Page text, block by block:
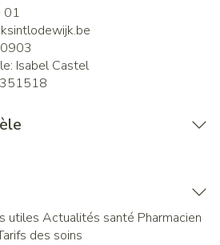
01
Isabel Castel
utiles Actualités santé Pharmacien
des soins